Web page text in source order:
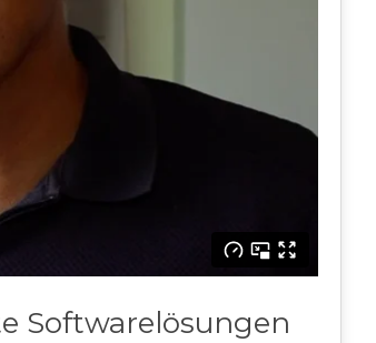
Softwarelösungen